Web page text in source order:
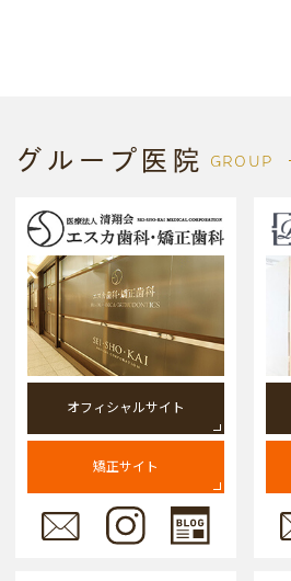
グループ医院 GROUP
オフィシャルサイト
矯正サイト